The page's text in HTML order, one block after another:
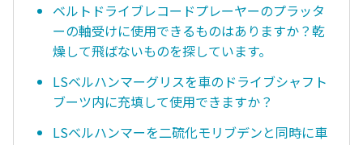
ベルトドライブレコードプレーヤーのプラッタ
ーの軸受けに使用できるものはありますか？乾
燥して飛ばないものを探しています。
LSベルハンマーグリスを車のドライブシャフト
ブーツ内に充填して使用できますか？
LSベルハンマーを二硫化モリブデンと同時に車